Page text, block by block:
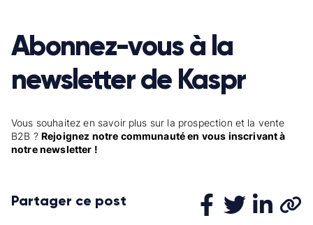
Abonnez-vous à la
newsletter de Kaspr
Vous souhaitez en savoir plus sur la prospection et la vente
B2B ? Rejoignez notre communauté en vous inscrivant à
notre newsletter !
Partager ce post